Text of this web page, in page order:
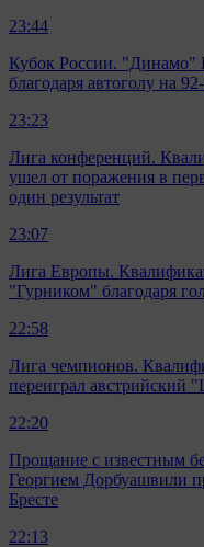
23:44
Кубок России. "Динамо"
благодаря автоголу на
23:23
Лига конференций.
ушел от поражения в
один результат
23:07
Лига Европы.
"Гурником" благодаря
22:58
Лига чемпионов.
переиграл австрийский
22:20
Прощание с известным
Георгием Дорбуашвили
Бресте
22:13